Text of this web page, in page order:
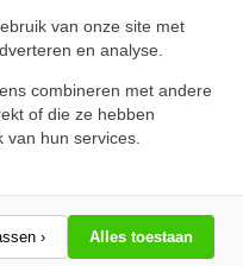
van onze site met
en analyse.
combineren met andere
of die ze hebben
hun services.
› Alles toestaan
★
★